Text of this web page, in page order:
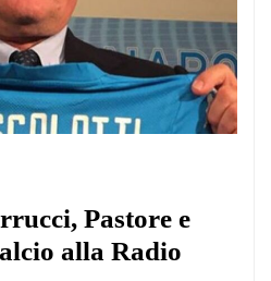
Pastore e
alla Radio